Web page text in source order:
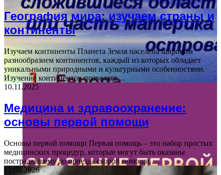
География мира: изучаем страны и
континенты
Изучаем континенты Планета Земля населена широким
разнообразием континентов, каждый из которых обладает
уникальными природными и культурными особенностями.
Изучение континентов позволяет…
10.11.2025
Медицина и здравоохранение:
основы первой помощи
Основы первой помощи Первая помощь – это набор простых
медицинских процедур, которые могут быть оказаны
пострадавшему до приезда скорой помощи.…
12.04.2026